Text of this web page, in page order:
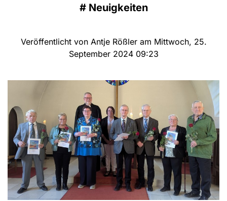
# Neuigkeiten
Veröffentlicht von Antje Rößler am Mittwoch, 25.
September 2024 09:23